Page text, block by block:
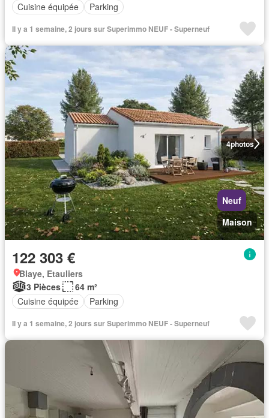
Cuisine équipée
Parking
Il y a 1 semaine, 2 jours sur Superimmo NEUF - Superneuf
4photos
Neuf
Maison
122 303 €
Blaye, Etauliers
3 Pièces
64 m²
Cuisine équipée
Parking
Il y a 1 semaine, 2 jours sur Superimmo NEUF - Superneuf